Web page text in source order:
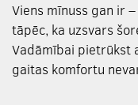
Viens mīnuss gan ir
tāpēc, ka uzsvars
Vadāmībai pietrūkst
gaitas komfortu